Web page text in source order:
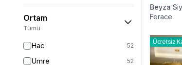
Ortam
Tümü
Hac 52
Umre 52
Beyza
Ferace
Ücretsiz